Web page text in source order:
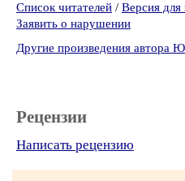
Список читателей / Версия для
Заявить о нарушении
Другие произведения автора
Рецензии
Написать рецензию